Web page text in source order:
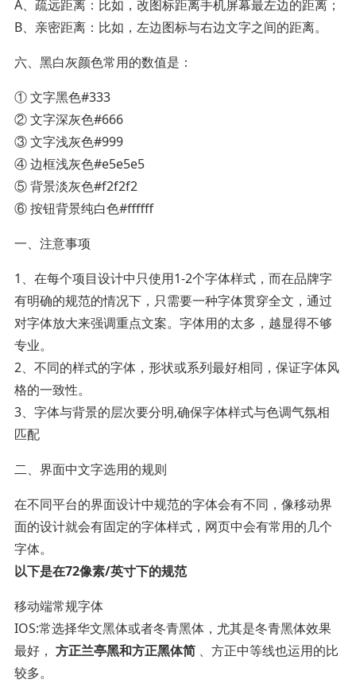
A、疏远距离：比如，改图标距离手机屏幕最左边的距离；
B、亲密距离：比如，左边图标与右边文字之间的距离。
六、黑白灰颜色常用的数值是：
① 文字黑色#333
② 文字深灰色#666
③ 文字浅灰色#999
④ 边框浅灰色#e5e5e5
⑤ 背景淡灰色#f2f2f2
⑥ 按钮背景纯白色#ffffff
一、注意事项
1、在每个项目设计中只使用1-2个字体样式，而在品牌字
有明确的规范的情况下，只需要一种字体贯穿全文，通过
对字体放大来强调重点文案。字体用的太多，越显得不够
专业。
2、不同的样式的字体，形状或系列最好相同，保证字体风
格的一致性。
3、字体与背景的层次要分明,确保字体样式与色调气氛相
匹配
二、界面中文字选用的规则
在不同平台的界面设计中规范的字体会有不同，像移动界
面的设计就会有固定的字体样式，网页中会有常用的几个
字体。
以下是在72像素/英寸下的规范
移动端常规字体
IOS:常选择华文黑体或者冬青黑体，尤其是冬青黑体效果
最好， 方正兰亭黑和方正黑体简、方正中等线也运用的比
较多。